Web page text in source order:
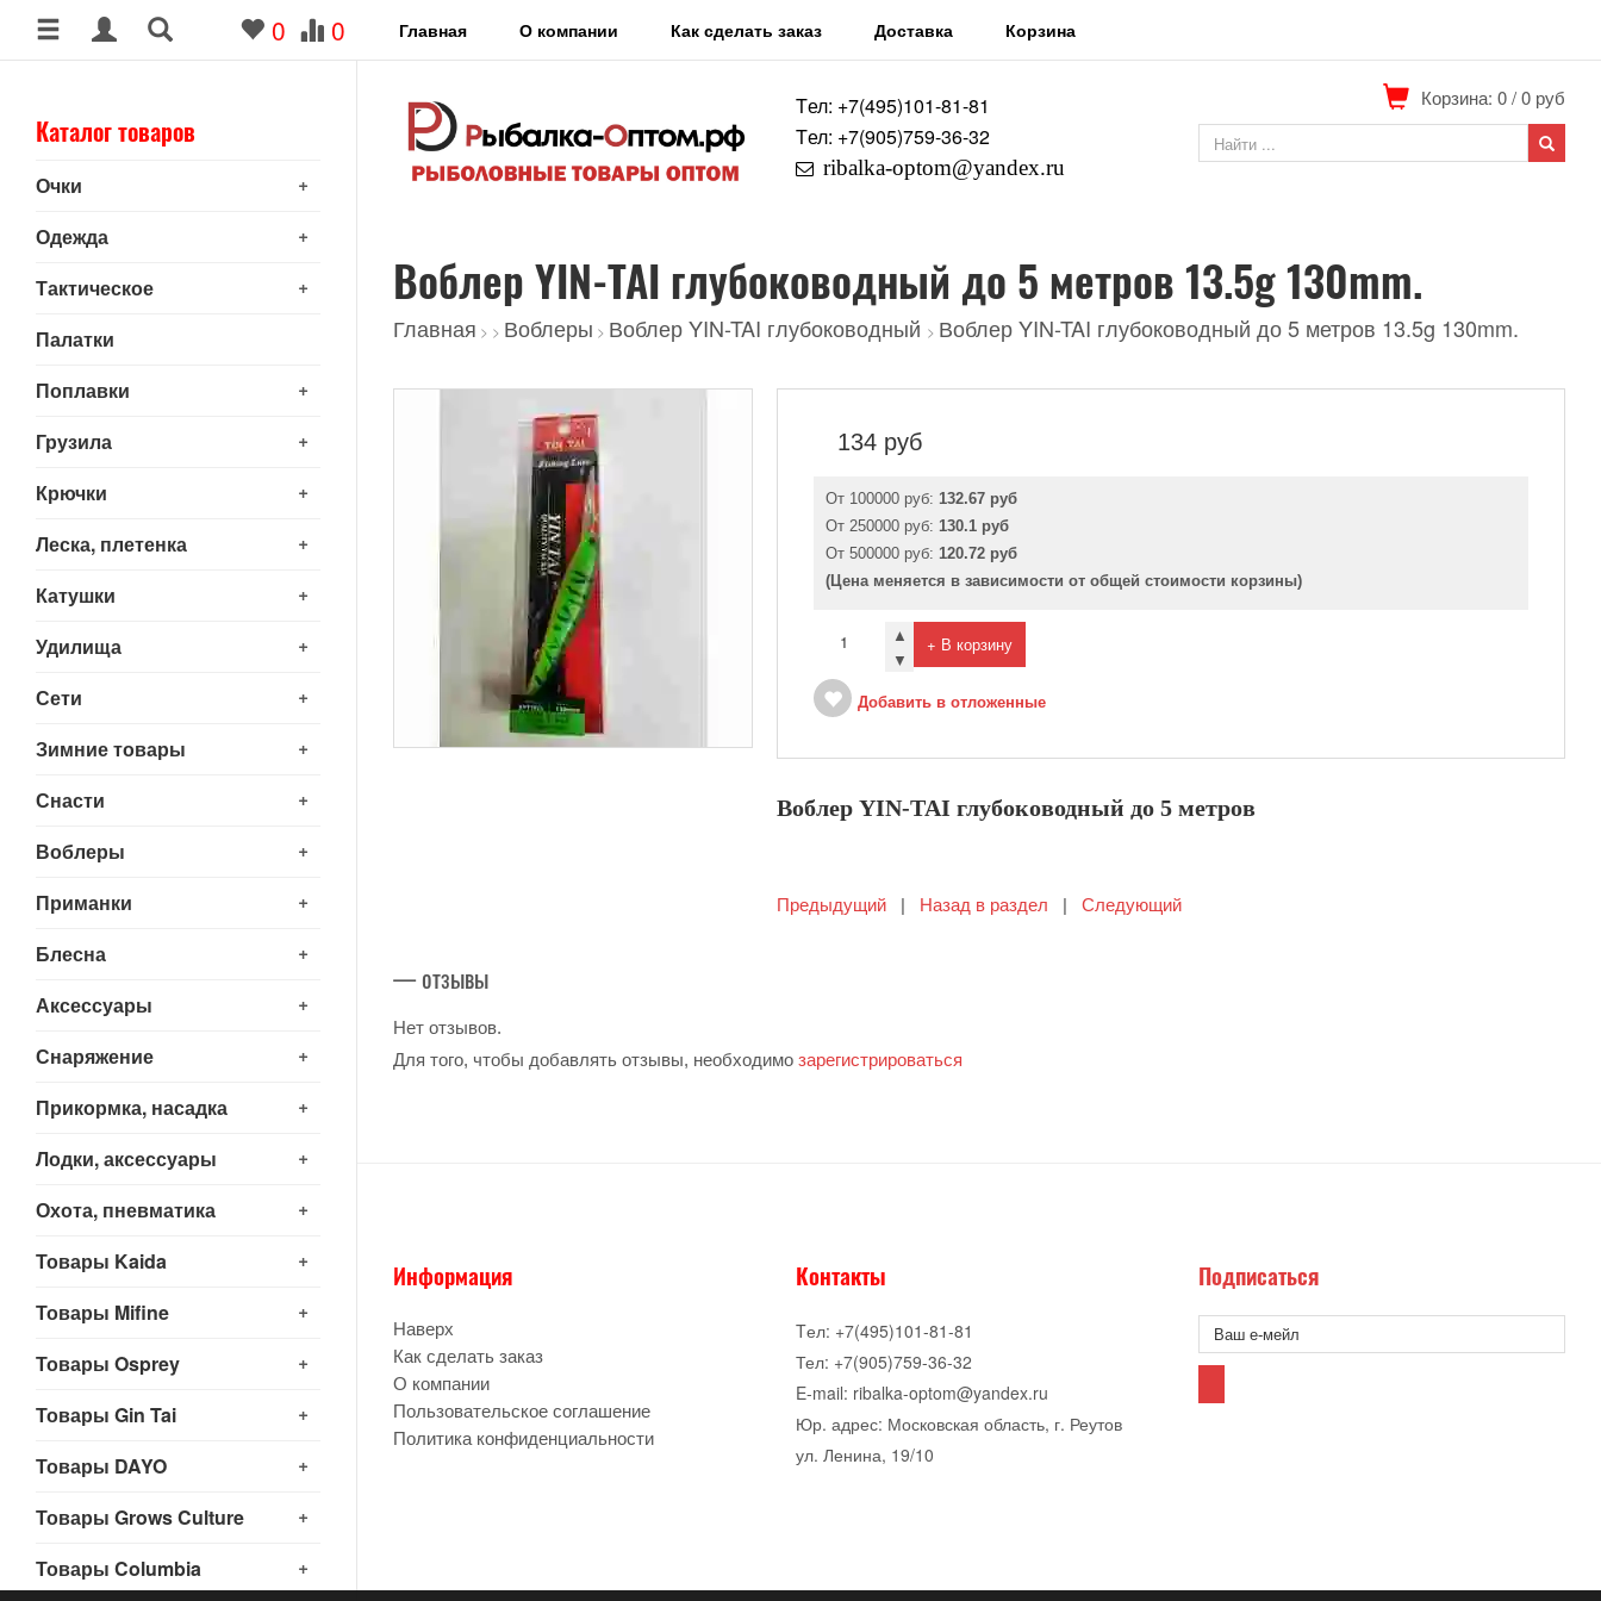
0 0 Главная О компании Как сделать заказ Доставка Корзина
Каталог товаров
+
Очки
+
Одежда
+
Тактическое
Палатки
+
Поплавки
+
Грузила
+
Крючки
+
Леска, плетенка
+
Катушки
+
Удилища
+
Сети
+
Зимние товары
+
Снасти
+
Воблеры
+
Приманки
+
Блесна
+
Аксессуары
+
Снаряжение
+
Прикормка, насадка
+
Лодки, аксессуары
+
Охота, пневматика
+
Товары Kaida
+
Товары Mifine
+
Товары Osprey
+
Товары Gin Tai
+
Товары DAYO
+
Товары Grows Culture
+
Товары Columbia
Tел: +7(495)101-81-81
Tел: +7(905)759-36-32
ribalka-optom@yandex.ru
Корзина: 0/0 руб
Воблер YIN-TAI глубоководный до 5 метров 13.5g 130mm.
Главная > > Воблеры > Воблер YIN-TAI глубоководный > Воблер YIN-TAI глубоководный до 5 метров 13.5g 130mm.
134 руб
От 100000 руб: 132.67 руб
От 250000 руб: 130.1 руб
От 500000 руб: 120.72 руб
(Цена меняется в зависимости от общей стоимости корзины)
▲
▼
+ В корзину
Добавить в отложенные
Воблер YIN-TAI глубоководный до 5 метров
Предыдущий | Назад в раздел | Следующий
— отзывы
Нет отзывов.
Для того, чтобы добавлять отзывы, необходимо зарегистрироваться
Информация
Наверх
Как сделать заказ
О компании
Пользовательское соглашение
Политика конфиденциальности
Контакты
Tел: +7(495)101-81-81
Тел: +7(905)759-36-32
E-mail: ribalka-optom@yandex.ru
Юр. адрес: Московская область, г. Реутов
ул. Ленина, 19/10
Подписаться